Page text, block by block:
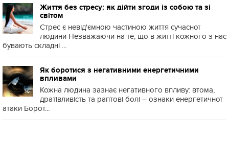
Життя без стресу: як дійти згоди із собою та зі
світом
Стрес є невід'ємною частиною життя сучасної
людини Незважаючи на те, що в житті кожного з нас
бувають складні ...
Як боротися з негативними енергетичними
впливами
Кожна людина зазнає негативного впливу: втома,
дратівливість та раптові болі – ознаки енергетичної
атаки Борот...